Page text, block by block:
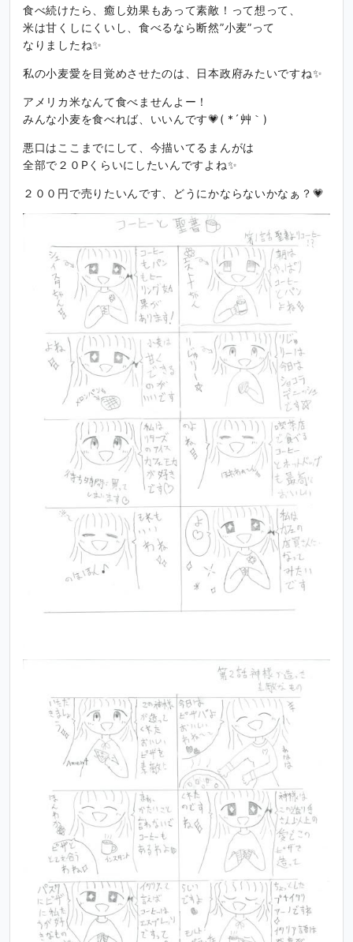
食べ続けたら、癒し効果もあって素敵！って想って、
米は甘くしにくいし、食べるなら断然”小麦”って
なりましたね✨
私の小麦愛を目覚めさせたのは、日本政府みたいですね✨
アメリカ米なんて食べませんよー！
みんな小麦を食べれば、いいんです💗( *´艸｀)
悪口はここまでにして、今描いてるまんがは
全部で２０Pくらいにしたいんですよね✨
２００円で売りたいんです、どうにかならないかなぁ？💗